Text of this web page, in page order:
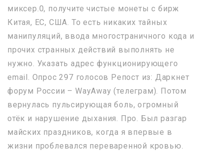
миксер.0, получите чистые монеты с бирж
Китая, ЕС, США. То есть никаких тайных
манипуляций, ввода многостраничного кода и
прочих странных действий выполнять не
нужно. Указать адрес функционирующего
email. Опрос 297 голосов Репост из: Даркнет
форум России – WayAway (телеграм). Потом
вернулась пульсирующая боль, огромный
отёк и нарушение дыхания. Про. Был разгар
майских праздников, когда я впервые в
жизни проблевался переваренной кровью.